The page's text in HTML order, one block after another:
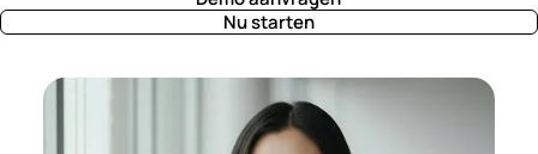
Nu starten